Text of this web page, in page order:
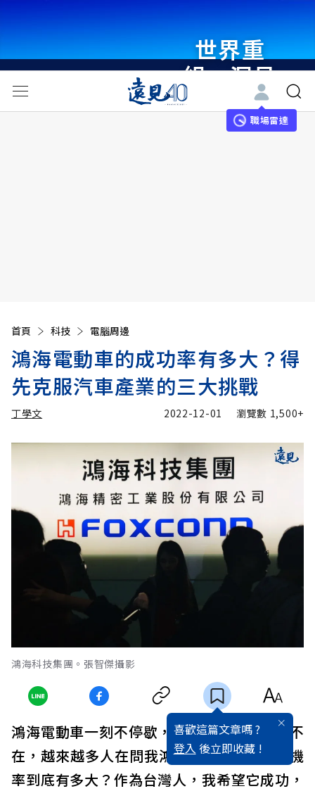
世界重
組・洞見
未來 與
世界領袖
職場雷達
首頁 科技 電腦周邊
鴻海電動車的成功率有多大？得
先克服汽車產業的三大挑戰
丁學文 2022-12-01 瀏覽數 1,500+
鴻海科技集團。張智傑攝影
喜歡這篇文章嗎 ?
登入 後立即收藏 !
鴻海電動車一刻不停歇，從跨界到跨國無處不
在，越來越多人在問我鴻海的MIH平台成功機
率到底有多大？作為台灣人，我希望它成功，